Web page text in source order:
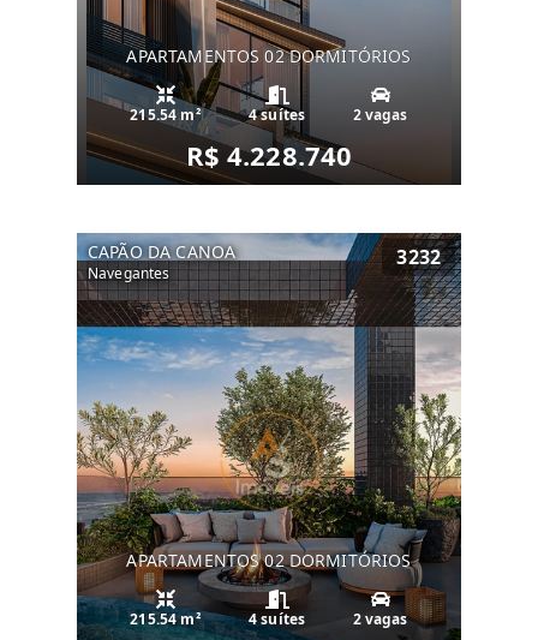
APARTAMENTOS 02 DORMITÓRIOS
215.54 m² 4 suítes 2 vagas
R$ 4.228.740
CAPÃO DA CANOA
Navegantes
3232
APARTAMENTOS 02 DORMITÓRIOS
215.54 m² 4 suítes 2 vagas